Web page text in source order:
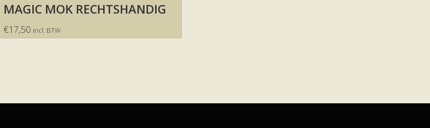
MAGIC MOK RECHTSHANDIG
€17,50 incl. BTW